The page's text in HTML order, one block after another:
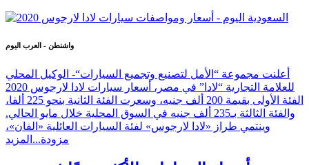
واشنطن - العرب اليوم
أعلنت مجموعة “الأمل لتصنيع وتجميع السيارات“- الوكيل المحلي
للعلامة التجارية “لادا” في مصر، أسعار سيارات لادا لارجوس 2020
الفئة الأولى بقيمة 200 ألف جنيه، وسعرت الفئة الثانية بنحو 225 ألفا،
والفئة الثالثة بـ235 ألف جنيه في السوق المحلية خلال مايو الحالي.
وينتمي طراز «لادا لارجوس» لفئة السيارات العائلية «الفان»،
مزودة... المزيد